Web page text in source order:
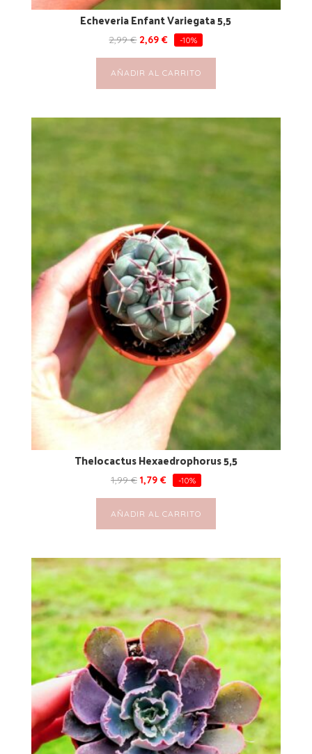
Echeveria Enfant Variegata 5,5
2,99€ 2,69€ -10%
AÑADIR AL CARRITO
Thelocactus Hexaedrophorus 5,5
1,99€ 1,79 € -10%
AÑADIR AL CARRITO